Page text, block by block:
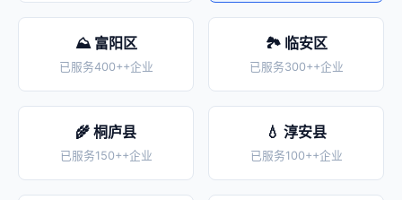
⛰️ 富阳区
已服务400++企业
🏞️ 临安区
已服务300++企业
🌾 桐庐县
已服务150++企业
💧 淳安县
已服务100++企业